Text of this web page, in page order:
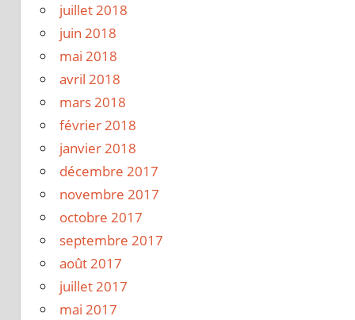
juillet 2018
juin 2018
mai 2018
avril 2018
mars 2018
février 2018
janvier 2018
décembre 2017
novembre 2017
octobre 2017
septembre 2017
août 2017
juillet 2017
mai 2017